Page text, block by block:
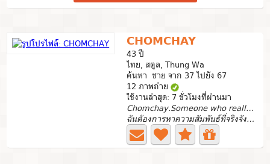
CHOMCHAY
43 ปี
ไทย, สตูล, Thung Wa
ค้นหา ชาย จาก 37 ไปยัง 67
12 ภาพถ่าย
ใช้งานล่าสุด: 7 ชั่วโมงที่ผ่านมา
Chomchay.Someone who really Love me
ฉันต้องการหาความสัมพันธ์ที่จริงจังเท่านั้น...